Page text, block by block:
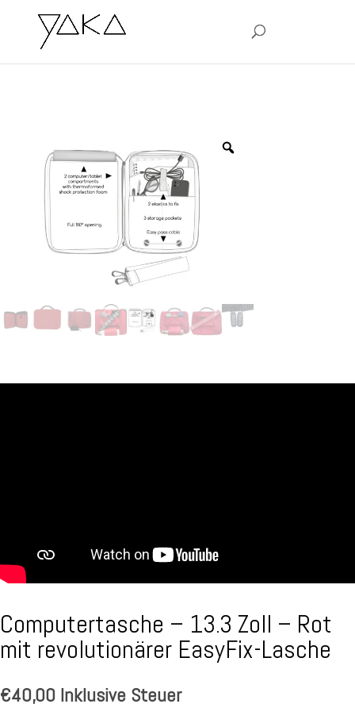
Computertasche – 13.3 Zoll – Rot
mit revolutionärer EasyFix-Lasche
€40,00 Inklusive Steuer